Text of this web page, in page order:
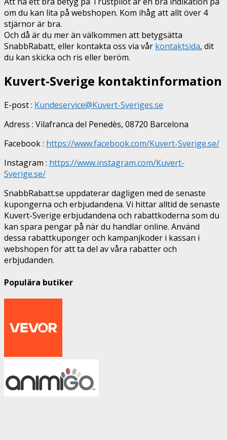
om du kan lita på webshopen. Kom ihåg att allt över 4
stjärnor är bra.
Och då är du mer än välkommen att betygsätta
SnabbRabatt, eller kontakta oss via vår kontaktsida, dit
du kan skicka och ris eller beröm.
Kuvert-Sverige kontaktinformation
E-post : Kundeservice@Kuvert-Sveriges.se
Adress : Vilafranca del Penedès, 08720 Barcelona
Facebook : https://www.facebook.com/Kuvert-Sverige.se/
Instagram : https://www.instagram.com/Kuvert-
Sverige.se/
SnabbRabatt.se uppdaterar dagligen med de senaste
kupongerna och erbjudandena. Vi hittar alltid de senaste
Kuvert-Sverige erbjudandena och rabattkoderna som du
kan spara pengar på när du handlar online. Använd
dessa rabattkuponger och kampanjkoder i kassan i
webshopen för att ta del av våra rabatter och
erbjudanden.
Populära butiker